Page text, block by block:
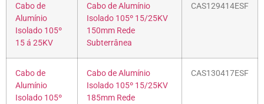
Cabo de
Alumínio
Isolado 105º
15 á 25KV
Cabo de Alumínio
Isolado 105º 15/25KV
150mm Rede
Subterrânea
CAS129414ESF
Cabo de
Alumínio
Isolado 105º
Cabo de Alumínio
Isolado 105º 15/25KV
185mm Rede
CAS130417ESF